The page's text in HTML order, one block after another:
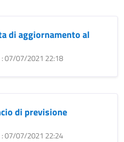
di aggiornamento al
07/07/2021 22:18
di previsione
07/07/2021 22:24